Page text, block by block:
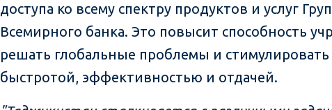
доступа ко всему спектру продуктов и услуг
Всемирного банка. Это повысит способность
решать глобальные проблемы и стимулировать
быстротой, эффективностью и отдачей.